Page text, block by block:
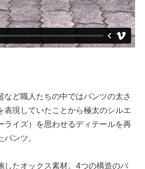
など職人たちの中ではパンツの太さ
表現していたことから極太のシルエ
ライズ）を思わせるディテールを再
ンツ。
したオックス素材。4つの構造のバ